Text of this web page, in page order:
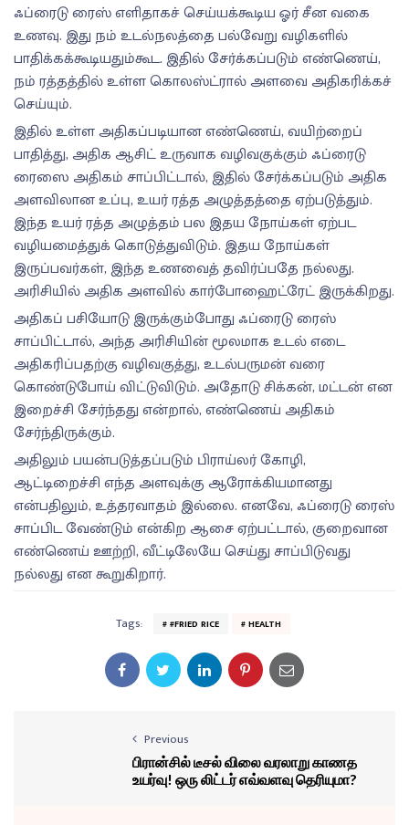
ஃப்ரைடு ரைஸ் எளிதாகச் செய்யக்கூடிய ஓர் சீன வகை
உணவு. இது நம் உடல்நலத்தை பல்வேறு வழிகளில்
பாதிக்கக்கூடியதும்கூட. இதில் சேர்க்கப்படும் எண்ணெய்,
நம் ரத்தத்தில் உள்ள கொலஸ்ட்ரால் அளவை அதிகரிக்கச்
செய்யும்.
இதில் உள்ள அதிகப்படியான எண்ணெய், வயிற்றைப்
பாதித்து, அதிக ஆசிட் உருவாக வழிவகுக்கும் ஃப்ரைடு
ரைஸை அதிகம் சாப்பிட்டால், இதில் சேர்க்கப்படும் அதிக
அளவிலான உப்பு, உயர் ரத்த அழுத்தத்தை ஏற்படுத்தும்.
இந்த உயர் ரத்த அழுத்தம் பல இதய நோய்கள் ஏற்பட
வழியமைத்துக் கொடுத்துவிடும். இதய நோய்கள்
இருப்பவர்கள், இந்த உணவைத் தவிர்ப்பதே நல்லது.
அரிசியில் அதிக அளவில் கார்போஹைட்ரேட் இருக்கிறது.
அதிகப் பசியோடு இருக்கும்போது ஃப்ரைடு ரைஸ்
சாப்பிட்டால், அந்த அரிசியின் மூலமாக உடல் எடை
அதிகரிப்பதற்கு வழிவகுத்து, உடல்பருமன் வரை
கொண்டுபோய் விட்டுவிடும். அதோடு சிக்கன், மட்டன் என
இறைச்சி சேர்ந்தது என்றால், எண்ணெய் அதிகம்
சேர்ந்திருக்கும்.
அதிலும் பயன்படுத்தப்படும் பிராய்லர் கோழி,
ஆட்டிறைச்சி எந்த அளவுக்கு ஆரோக்கியமானது
என்பதிலும், உத்தரவாதம் இல்லை. எனவே, ஃப்ரைடு ரைஸ்
சாப்பிட வேண்டும் என்கிற ஆசை ஏற்பட்டால், குறைவான
எண்ணெய் ஊற்றி, வீட்டிலேயே செய்து சாப்பிடுவது
நல்லது என கூறுகிறார்.
Tags: #FRIED RICE HEALTH
Previous
பிரான்சில் டீசல் விலை வரலாறு காணத
உயர்வு! ஒரு லிட்டர் எவ்வளவு தெரியுமா?